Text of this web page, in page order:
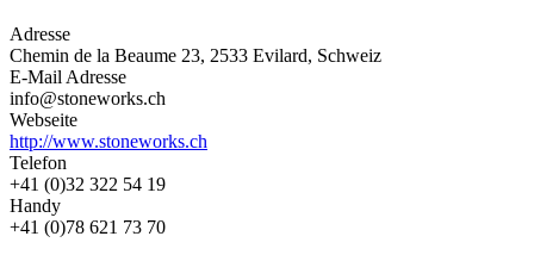
Adresse
Chemin de la Beaume 23, 2533 Evilard, Schweiz
E-Mail Adresse
info@stoneworks.ch
Webseite
http://www.stoneworks.ch
Telefon
+41 (0)32 322 54 19
Handy
+41 (0)78 621 73 70